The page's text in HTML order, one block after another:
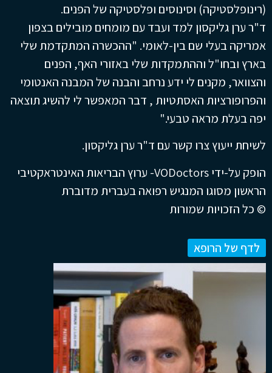
(רינופלסטיקה) וסינוסים ופלסטיקה של הפנים.
ד"ר ערן גליקסון למד ועבד עם מומחים מובילים בצפון
אמריקה בעלי שם בין-לאומי. "ההכשרה המתקדמת שלי
בארץ ובחו"ל וההתמקדות שלי באזורי האף, הפנים
והצוואר, מקנים לי ידע נרחב והבנה של המבנה האנטומי
והפרופורציות האסתטיות , דבר המאפשר לי להשיג תוצאה
יפה בעלת מראה טבעי."
לשיחת ייעוץ צרו קשר עם ד"ר ערן גליקסון.
הופק על-ידי VODoctors- ערוץ הבריאות האינטראקטיבי
הראשון מסוגו המנגיש רפואה בעברית מדוברת
© כל הזכויות שמורות
לדף של הרופא